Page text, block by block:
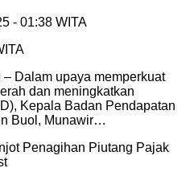
- 01:38 WITA
Dalam upaya memperkuat
dan meningkatkan
Kepala Badan Pendapatan
Buol, Munawir…